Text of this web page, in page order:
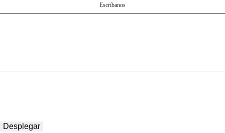
Escríbanos
Desplegar